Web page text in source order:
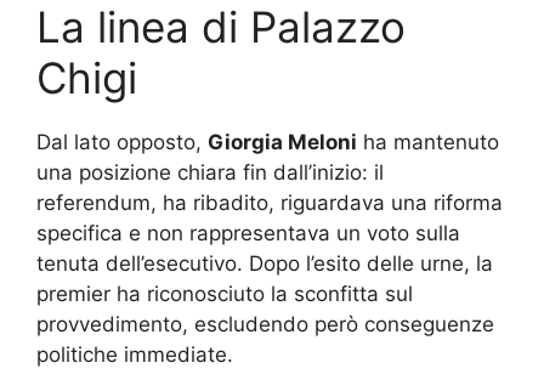
La linea di Palazzo
Chigi
Dal lato opposto, Giorgia Meloni ha mantenuto
una posizione chiara fin dall’inizio: il
referendum, ha ribadito, riguardava una riforma
specifica e non rappresentava un voto sulla
tenuta dell’esecutivo. Dopo l’esito delle urne, la
premier ha riconosciuto la sconfitta sul
provvedimento, escludendo però conseguenze
politiche immediate.